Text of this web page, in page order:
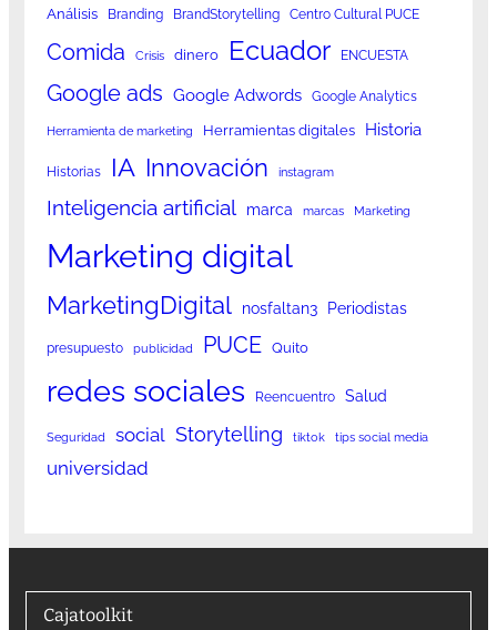
Análisis Branding BrandStorytelling Centro Cultural PUCE
Comida Crisis dinero Ecuador ENCUESTA
Google ads Google Adwords Google Analytics
Herramienta de marketing Herramientas digitales Historia
Historias IA Innovación instagram
Inteligencia artificial marca marcas Marketing
Marketing digital
MarketingDigital nosfaltan3 Periodistas
presupuesto publicidad PUCE Quito
redes sociales Reencuentro Salud
Seguridad social Storytelling tiktok tips social media
universidad
Cajatoolkit